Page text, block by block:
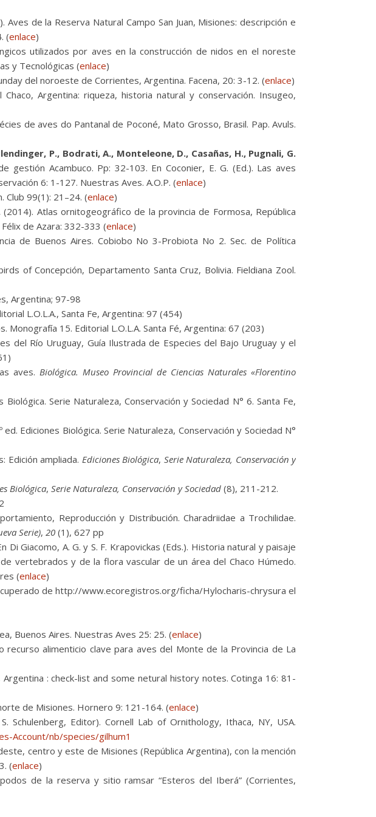
Aves de la Reserva Natural Campo San Juan, Misiones: descripción e
(enlace)
utilizados por aves en la construcción de nidos en el noreste
y Tecnológicas (enlace)
del noroeste de Corrientes, Argentina. Facena, 20: 3-12. (enlace)
Argentina: riqueza, historia natural y conservación. Insugeo,
de aves do Pantanal de Poconé, Mato Grosso, Brasil. Pap. Avuls.
P., Bodrati, A., Monteleone, D., Casañas, H., Pugnali, G.
Acambuco. Pp: 32-103. En Coconier, E. G. (Ed.). Las aves
6: 1-127. Nuestras Aves. A.O.P. (enlace)
99(1): 21–24. (enlace)
(2014). Atlas ornitogeográfico de la provincia de Formosa, República
de Azara: 332-333 (enlace)
de Buenos Aires. Cobiobo No 3-Probiota No 2. Sec. de Política
of Concepción, Departamento Santa Cruz, Bolivia. Fieldiana Zool.
Argentina; 97-98
L.O.L.A., Santa Fe, Argentina: 97 (454)
15. Editorial L.O.L.A. Santa Fé, Argentina: 67 (203)
del Río Uruguay, Guía Ilustrada de Especies del Bajo Uruguay y el
aves. Biológica. Museo Provincial de Ciencias Naturales «Florentino
Serie Naturaleza, Conservación y Sociedad N° 6. Santa Fe,
Ediciones Biológica. Serie Naturaleza, Conservación y Sociedad N°
Edición ampliada. Ediciones Biológica, Serie Naturaleza, Conservación y
Biológica, Serie Naturaleza, Conservación y Sociedad (8), 211-212.
Reproducción y Distribución. Charadriidae a Trochilidae.
Serie), 20 (1), 627 pp
Di Giacomo, A. G. y S. F. Krapovickas (Eds.). Historia natural y paisaje
vertebrados y de la flora vascular de un área del Chaco Húmedo.
(enlace)
de http://www.ecoregistros.org/ficha/Hylocharis-chrysura el
Buenos Aires. Nuestras Aves 25: 25. (enlace)
recurso alimenticio clave para aves del Monte de la Provincia de La
: check-list and some netural history notes. Cotinga 16: 81-
de Misiones. Hornero 9: 121-164. (enlace)
Schulenberg, Editor). Cornell Lab of Ornithology, Ithaca, NY, USA.
Account/nb/species/gilhum1
centro y este de Misiones (República Argentina), con la mención
(enlace)
de la reserva y sitio ramsar “Esteros del Iberá” (Corrientes,